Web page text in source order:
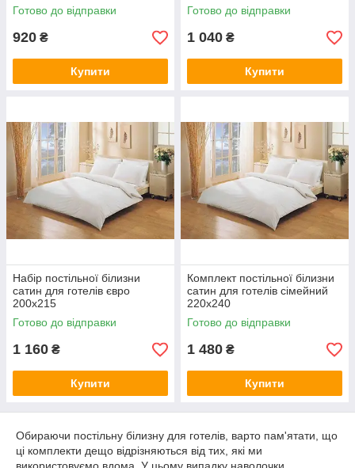
Готово до відправки
920 ₴
Купити
Готово до відправки
1 040 ₴
Купити
Набір постільної білизни
сатин для готелів євро
200х215
Готово до відправки
1 160 ₴
Купити
Комплект постільної білизни
сатин для готелів сімейний
220х240
Готово до відправки
1 480 ₴
Купити
Обираючи постільну білизну для готелів, варто пам'ятати, що
ці комплекти дещо відрізняються від тих, які ми